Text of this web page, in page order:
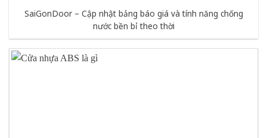
SaiGonDoor – Cập nhật bảng báo giá và tính năng chống
nước bền bỉ theo thời